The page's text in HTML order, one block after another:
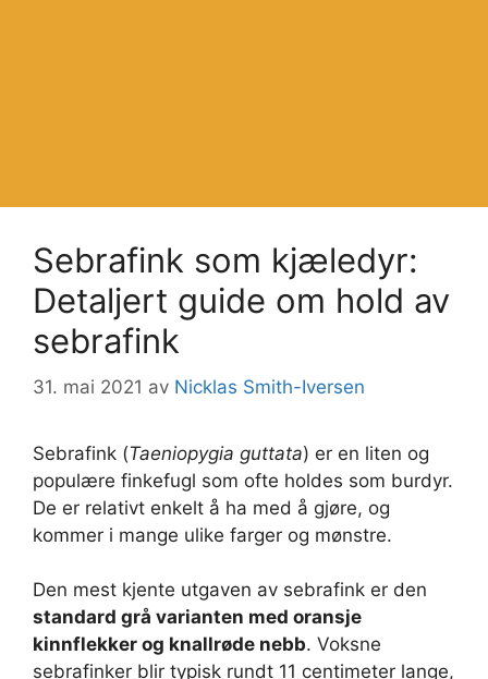
Sebrafink som kjæledyr:
Detaljert guide om hold av
sebrafink
31. mai 2021 av Nicklas Smith-Iversen
Sebrafink (Taeniopygia guttata) er en liten og
populære finkefugl som ofte holdes som burdyr.
De er relativt enkelt å ha med å gjøre, og
kommer i mange ulike farger og mønstre.
Den mest kjente utgaven av sebrafink er den
standard grå varianten med oransje
kinnflekker og knallrøde nebb. Voksne
sebrafinker blir typisk rundt 11 centimeter lange,